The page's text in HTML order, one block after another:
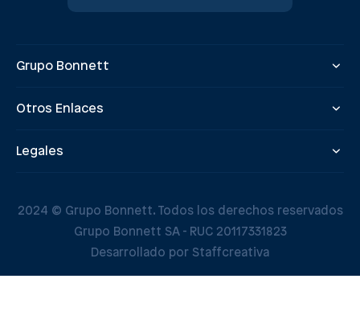
Grupo Bonnett
Otros Enlaces
Legales
2024 © Grupo Bonnett. Todos los derechos reservados
Grupo Bonnett SA - RUC 20117331823
Desarrollado por Staffcreativa